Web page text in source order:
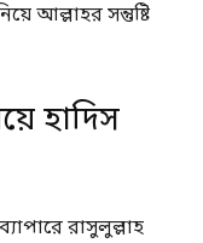
আল্লাহর সন্তুষ্টি
হাদিস
রাসুলুল্লাহ